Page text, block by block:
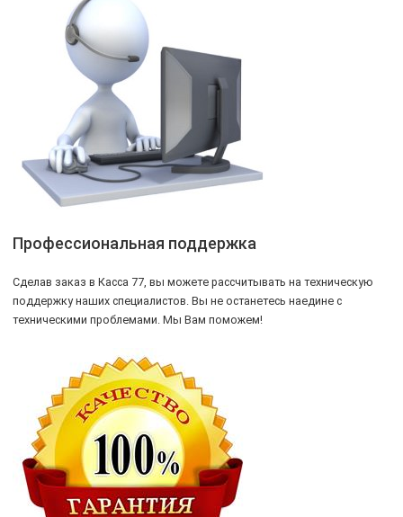
Профессиональная поддержка
Сделав заказ в Касса 77, вы можете рассчитывать на техническую
поддержку наших специалистов. Вы не останетесь наедине с
техническими проблемами. Мы Вам поможем!